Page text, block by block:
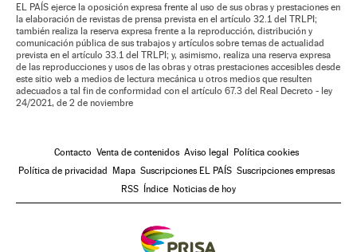
EL PAÍS ejerce la oposición expresa frente al uso de sus obras y prestaciones en
la elaboración de revistas de prensa prevista en el artículo 32.1 del TRLPI;
también realiza la reserva expresa frente a la reproducción, distribución y
comunicación pública de sus trabajos y artículos sobre temas de actualidad
prevista en el artículo 33.1 del TRLPI; y, asimismo, realiza una reserva expresa
de las reproducciones y usos de las obras y otras prestaciones accesibles desde
este sitio web a medios de lectura mecánica u otros medios que resulten
adecuados a tal fin de conformidad con el artículo 67.3 del Real Decreto - ley
24/2021, de 2 de noviembre
Contacto Venta de contenidos Aviso legal Política cookies
Política de privacidad Mapa Suscripciones EL PAÍS Suscripciones empresas
RSS Índice Noticias de hoy